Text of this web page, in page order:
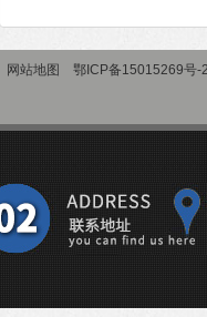
网站地图 鄂ICP备15015269号-